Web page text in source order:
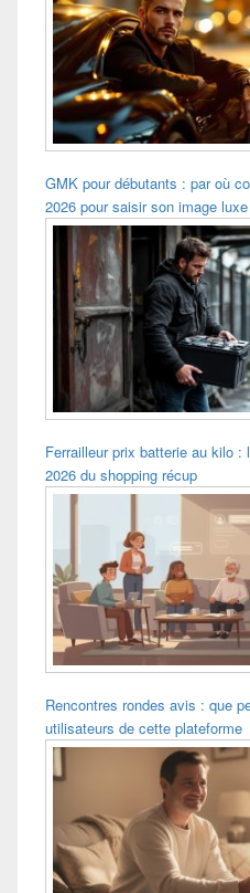
GMK pour débutants : par où
2026 pour saisir son image luxe
Ferrailleur prix batterie au kilo :
2026 du shopping récup
Rencontres rondes avis : que
utilisateurs de cette plateforme